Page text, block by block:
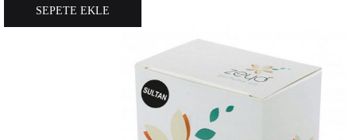
SEPETE EKLE